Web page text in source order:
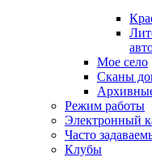
Мое село
Сканы
Режим работы
Электронный
Часто
Клубы